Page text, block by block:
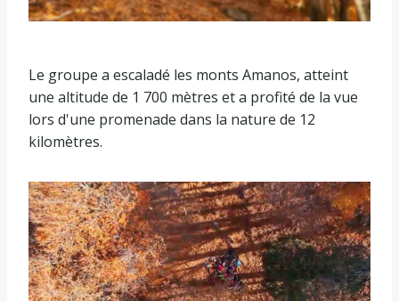
Le groupe a escaladé les monts Amanos, atteint
une altitude de 1 700 mètres et a profité de la vue
lors d'une promenade dans la nature de 12
kilomètres.